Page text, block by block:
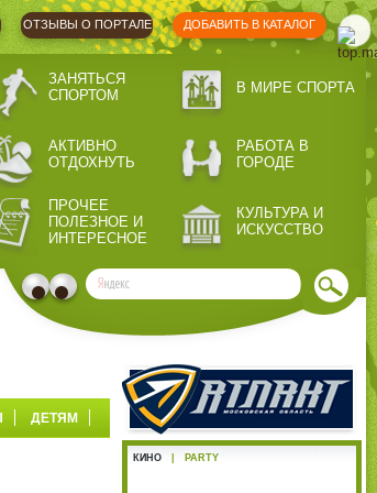
ОТЗЫВЫ О ПОРТАЛЕ ДОБАВИТЬ В КАТАЛОГ
ЗАНЯТЬСЯ
СПОРТОМ
В МИРЕ СПОРТА
АКТИВНО
ОТДОХНУТЬ
РАБОТА В
ГОРОДЕ
ПРОЧЕЕ
ПОЛЕЗНОЕ И
ИНТЕРЕСНОЕ
КУЛЬТУРА И
ИСКУССТВО
ДЕТЯМ
КИНО PARTY